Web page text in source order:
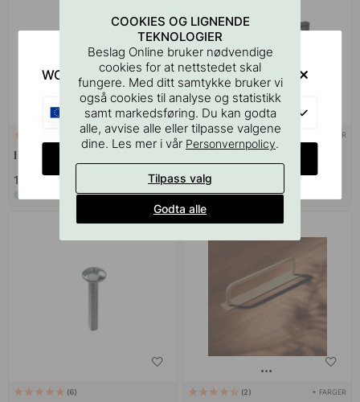
+ LENGDER
Håndtak Pura - Rustfritt Look
169 kr
+ LENGDER
209 kr
På lager
6 2 + FARGER
COOKIES OG LIGNENDE
TEKNOLOGIER
Beslag Online bruker nødvendige
cookies for at nettstedet skal
fungere. Med ditt samtykke bruker vi
også cookies til analyse og statistikk
samt markedsføring. Du kan godta
alle, avvise alle eller tilpasse valgene
dine. Les mer i vår Personvernpolicy.
Tilpass valg
Godta alle
WOULD YOU RATHER VISIT?
EU